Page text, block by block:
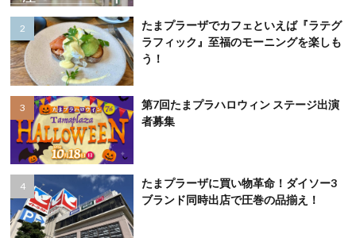
たまプラーザでカフェといえば『ラテグ
ラフィック』至福のモーニングを楽しも
う！
第7回たまプラハロウィン ステージ出演
者募集
たまプラーザに買い物革命！ダイソー3
ブランド同時出店で圧巻の品揃え！